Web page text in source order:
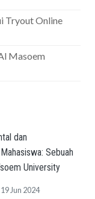
Tryout Online
Masoem
dan
Sebuah
University
Jun 2024